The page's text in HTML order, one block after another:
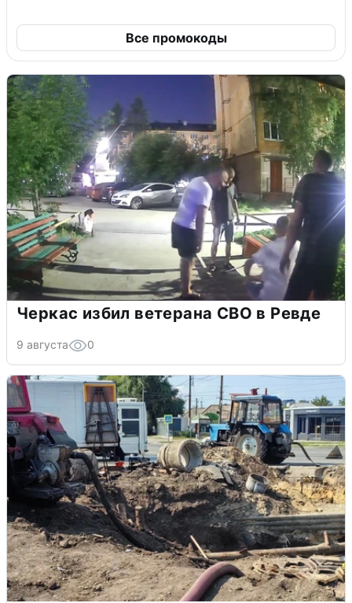
Все промокоды
Черкас избил ветерана СВО в Ревде
9 августа 0